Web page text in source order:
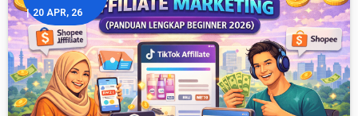
| 20 APR, 26